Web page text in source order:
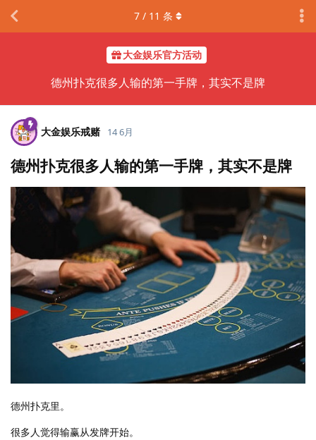
大金娱乐官方活动
德州扑克很多人输的第一手牌，其实不是牌
7 / 11 条
大金娱乐戒赌 14 6月
德州扑克很多人输的第一手牌，其实不是牌
德州扑克里。
很多人觉得输赢从发牌开始。